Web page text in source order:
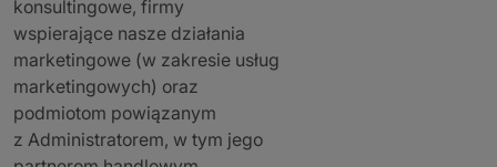
konsultingowe, firmy
wspierające nasze działania
marketingowe (w zakresie usług
marketingowych) oraz
podmiotom powiązanym
z Administratorem, w tym jego